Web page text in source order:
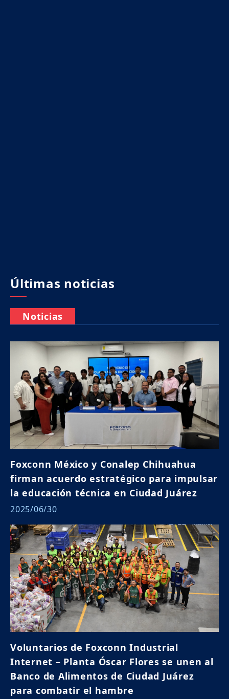
Últimas noticias
Noticias
Foxconn México y Conalep Chihuahua
firman acuerdo estratégico para impulsar
la educación técnica en Ciudad Juárez
2025/06/30
Voluntarios de Foxconn Industrial
Internet – Planta Óscar Flores se unen al
Banco de Alimentos de Ciudad Juárez
para combatir el hambre